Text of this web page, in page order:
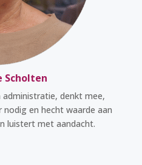
Scholten
denkt mee,
en hecht waarde aan
luistert met aandacht.